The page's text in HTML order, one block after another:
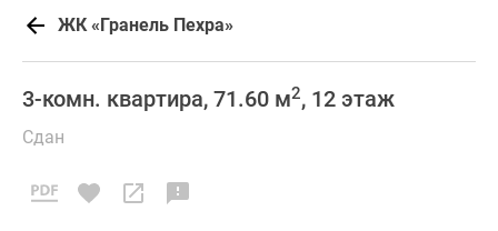
ЖК «Гранель Пехра»
3-комн. квартира, 71.60 м2, 12 этаж
Сдан